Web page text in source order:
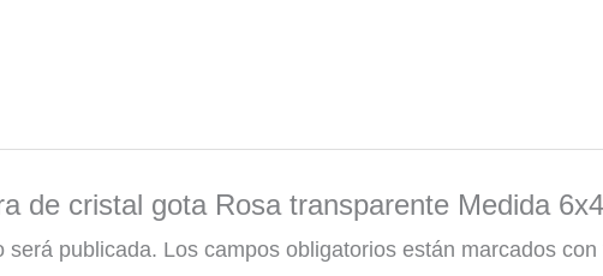
de cristal gota Rosa transparente Medida
será publicada. Los campos obligatorios están marcados con